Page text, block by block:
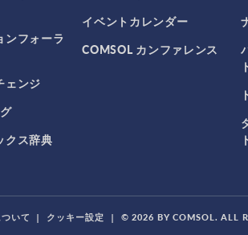
ンフォーラ
ェンジ
クス辞典
イベントカレンダー
COMSOL カンファレンス
いて | クッキー設定 | © 2026 BY COMSOL. ALL